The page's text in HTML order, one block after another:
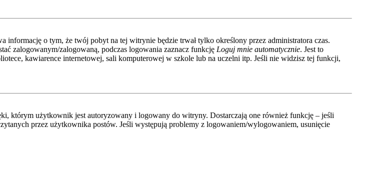
informację o tym, że twój pobyt na tej witrynie będzie trwał tylko określony przez administratora czas.
zalogowanym/zalogowaną, podczas logowania zaznacz funkcję Loguj mnie automatycznie. Jest to
kawiarence internetowej, sali komputerowej w szkole lub na uczelni itp. Jeśli nie widzisz tej funkcji,
którym użytkownik jest autoryzowany i logowany do witryny. Dostarczają one również funkcję – jeśli
przez użytkownika postów. Jeśli występują problemy z logowaniem/wylogowaniem, usunięcie